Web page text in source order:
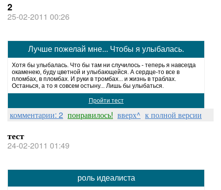
2
25-02-2011 00:26
Лучше пожелай мне... Чтобы я улыбалась.
Хотя бы улыбалась. Что бы там ни случилось - теперь я навсегда
окаменею, буду цветной и улыбающейся. А сердце-то все в
пломбах, в пломбах. И руки в тромбах... и жизнь в траблах.
Останься, а то я совсем остыну... Лишь бы улыбаться.
Пройти тест
комментарии: 2 понравилось! вверх^ к полной версии
тест
24-02-2011 01:49
роль идеалиста